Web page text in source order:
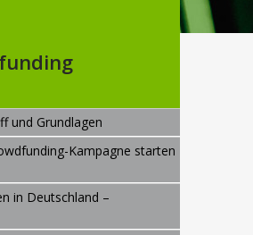
und Grundlagen
Kampagne starten
in Deutschland –